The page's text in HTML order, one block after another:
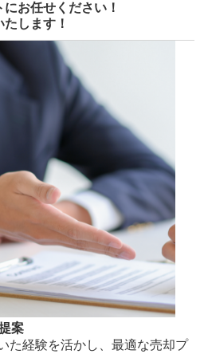
お任せください！
します！
案
た経験を活かし、最適な売却プ